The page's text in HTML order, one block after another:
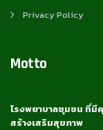
Privacy Policy
Motto
โรงพยาบาลชุมชน ที่มี
สร้างเสริมสุขภาพ